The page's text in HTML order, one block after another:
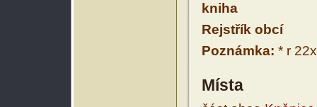
kniha
Rejstřík obcí
Poznámka: * r
Místa